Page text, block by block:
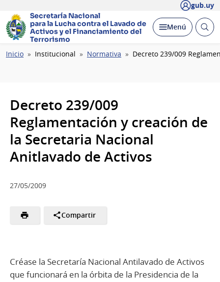
gub.uy
Secretaría Nacional
para la Lucha contra el Lavado de
Activos y el Financiamiento del
Terrorismo
Desplegar
Menú Abrir
Ruta
Inicio Institucional Normativa Decreto 239/009
Decreto 239/009
Reglamentación y creación de
la Secretaria Nacional
Anitlavado de Activos
27/05/2009
Compartir
Créase la Secretaría Nacional Antilavado de Activos
que funcionará en la órbita de la Presidencia de la